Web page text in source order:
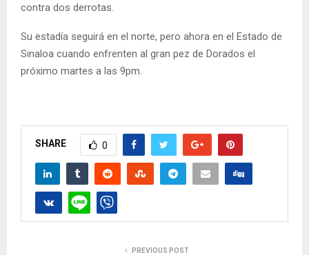
contra dos derrotas.
Su estadía seguirá en el norte, pero ahora en el Estado de
Sinaloa cuando enfrenten al gran pez de Dorados el
próximo martes a las 9pm.
SHARE 0
PREVIOUS POST